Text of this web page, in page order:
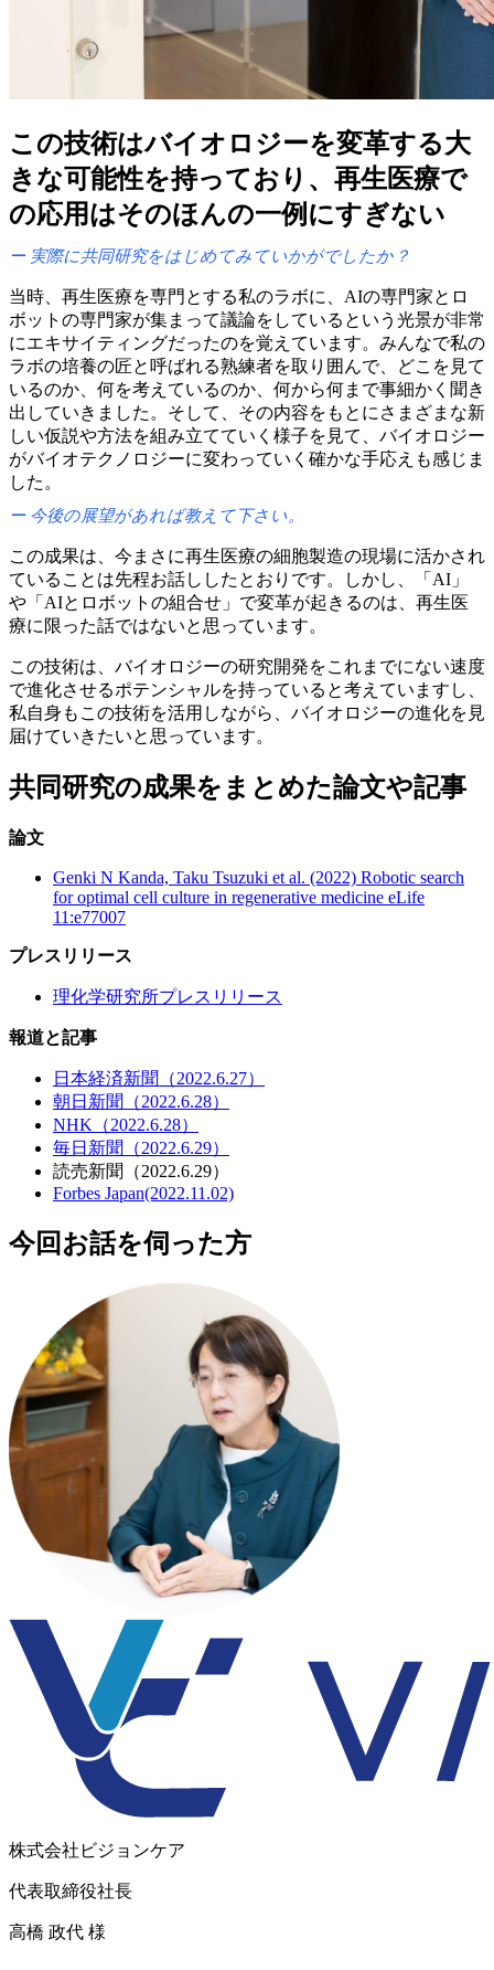
この技術はバイオロジーを変革する大
きな可能性を持っており、 再生医療で
の応用はそのほんの一例にすぎない
実際に共同研究をはじめてみていかがでしたか？
当時、 再生医療を専門とする私のラボに、 AIの専門家と ロ
ボットの専門家が集まって議論を していると いう 光景が非常
にエキサイティングだったのを覚えています。 みんなで私の
ラボの培養の匠と 呼ばれる熟練者を取り 囲んで、 どこを 見て
いるのか、 何を考えているのか、 何から何まで事細かく 聞き
出していきました。 そして、 その内容を もとにさまざまな新
しい仮説や方法を組み立てていく 様子を 見て、 バイオロジー
がバイオテクノロジーに変わっていく 確かな手応えも感じま
した。
今後の展望があれば教えて下さい。
この成果は、 今まさに再生医療の細胞製造の現場に活かされ
ている ことは先程お話しした とおりです。 しかし、
「AI」
や 「AIと ロボットの組合せ」で変革が起きるのは、 再生医
療に 限った話ではないと 思っています。
この技術は、 バイオロジーの研究開発をこれまでにない速度
で進化させるポテンシャルを持っていると考えていますし、
私自身も この技術を活用しながら、 バイオロジーの進化を 見
届けていきたいと 思っています。
共同研究の成果を まとめた論文や記事
論文
Genki N Kanda, Taku Tsuzuki et al. (2022) Robotic search
for optimal cell culture in regenerative medicine eLife
11:e77007
プレスリリース
理化学研究所プレスリリース
報道と記事
日本経済新聞
（2022.6.27）
朝日新聞
（2022.6.28）
NHK（2022.6.28）
毎日 新聞
（2022.6.29）
読売新聞
（2022.6.29）
Forbes Japan(2022.11.02)
今回お話を伺った方
株式会社ビジョンケア
代表取締役社長
高橋 政代 様